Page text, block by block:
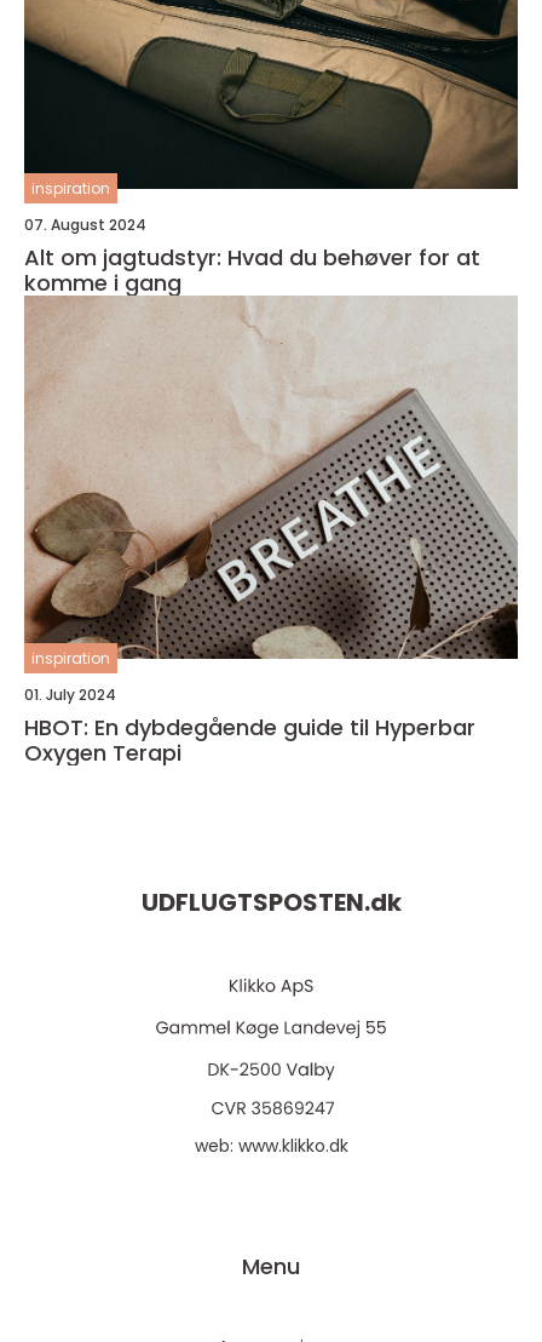
inspiration
07. August 2024
Alt om jagtudstyr: Hvad du behøver for at
komme i gang
inspiration
01. July 2024
HBOT: En dybdegående guide til Hyperbar
Oxygen Terapi
UDFLUGTSPOSTEN.dk
web: www.klikko.dk
Menu